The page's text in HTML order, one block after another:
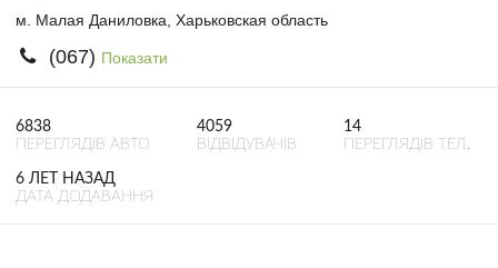
м. Малая Даниловка, Харьковская область
(067) Показати
6838
ПЕРЕГЛЯДІВ АВТО
4059
ВІДВІДУВАЧІВ
14
ПЕРЕГЛЯДІВ ТЕЛ.
6 ЛЕТ НАЗАД
ДАТА ДОДАВАННЯ